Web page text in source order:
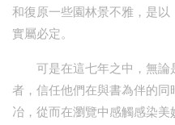
和復原一些園林景不雅，是
實屬必定。
可是在這七年之中，無
者，信任他們在與書為伴的
冶，從而在瀏覽中感觸感染